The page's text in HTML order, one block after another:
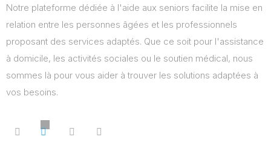
Notre plateforme dédiée à l'aide aux seniors facilite la mise en
relation entre les personnes âgées et les professionnels
proposant des services adaptés. Que ce soit pour l'assistance
à domicile, les activités sociales ou le soutien médical, nous
sommes là pour vous aider à trouver les solutions adaptées à
vos besoins.